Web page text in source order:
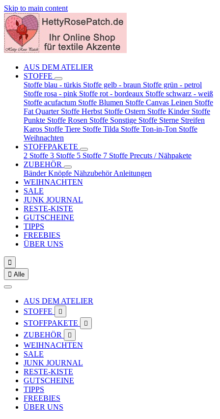
Skip to main content
AUS DEM ATELIER
STOFFE
Stoffe blau - türkis Stoffe gelb - braun Stoffe grün - petrol
Stoffe rosa - pink Stoffe rot - bordeaux Stoffe schwarz - weiß
Stoffe acufactum Stoffe Blumen Stoffe Canvas Leinen Stoffe
Fat Quarter Stoffe Herbst Stoffe Ostern Stoffe Kinder Stoffe
Punkte Stoffe Rosen Stoffe Sonstige Stoffe Sterne Streifen
Karos Stoffe Tiere Stoffe Tilda Stoffe Ton-in-Ton Stoffe
Weihnachten
STOFFPAKETE
2 Stoffe 3 Stoffe 5 Stoffe 7 Stoffe Precuts / Nähpakete
ZUBEHÖR
BänderKnöpfe NähzubehörAnleitungen
WEIHNACHTEN
SALE
JUNK JOURNAL
RESTE-KISTE
GUTSCHEINE
TIPPS
FREEBIES
ÜBER UNS

 Alle
AUS DEM ATELIER
STOFFE

STOFFPAKETE 
ZUBEHÖR 
WEIHNACHTEN
SALE
JUNK JOURNAL
RESTE-KISTE
GUTSCHEINE
TIPPS
FREEBIES
ÜBER UNS